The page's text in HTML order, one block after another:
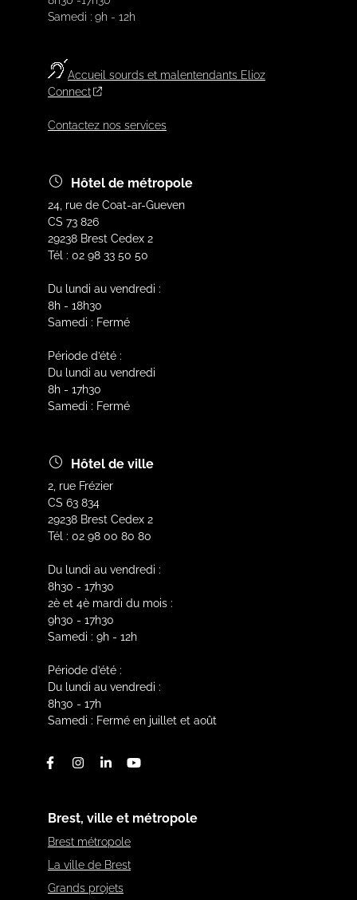
Samedi : 9h - 12h
Accueil sourds et malentendants Elioz
Connect
Contactez nos services
Hôtel de métropole
24, rue de Coat-ar-Gueven
CS 73 826
29238 Brest Cedex 2
Tél : 02 98 33 50 50
Du lundi au vendredi :
8h - 18h30
Samedi : Fermé
Période d’été :
Du lundi au vendredi
8h - 17h30
Samedi : Fermé
Hôtel de ville
2, rue Frézier
CS 63 834
29238 Brest Cedex 2
Tél : 02 98 00 80 80
Du lundi au vendredi :
8h30 - 17h30
2è et 4è mardi du mois :
9h30 - 17h30
Samedi : 9h - 12h
Période d’été :
Du lundi au vendredi :
8h30 - 17h
Samedi : Fermé en juillet et août
FacebookInstagram
LinkedinYoutube
Brest, ville et métropole
Brest métropole
La ville de Brest
Grands projets